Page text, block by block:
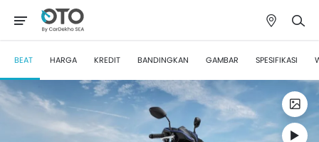
BEAT HARGA KREDIT BANDINGKAN GAMBAR SPESIFIKASI